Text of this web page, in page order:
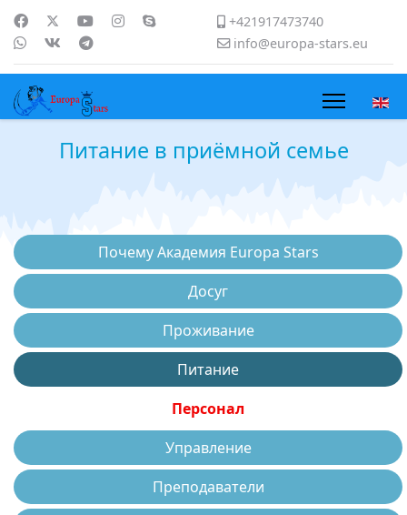
+421917473740
info@europa-stars.eu
Питание в приёмной семье
Почему Академия Europa Stars
Досуг
Проживание
Питание
Персонал
Управление
Преподаватели